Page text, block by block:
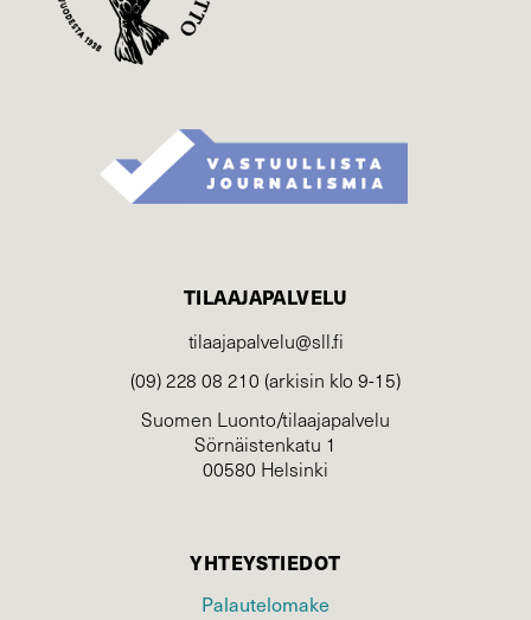
TILAAJAPALVELU
tilaajapalvelu@sll.fi
(09) 228 08 210 (arkisin klo 9-15)
Suomen Luonto/tilaajapalvelu
Sörnäistenkatu 1
00580 Helsinki
YHTEYSTIEDOT
Palautelomake